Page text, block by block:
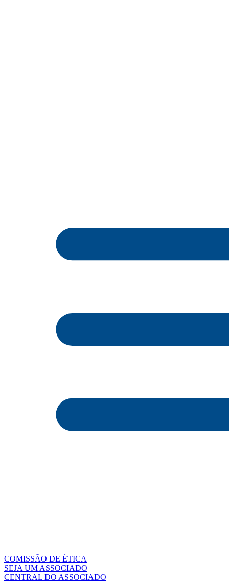
COMISSÃO DE ÉTICA
SEJA UM ASSOCIADO
CENTRAL DO ASSOCIADO